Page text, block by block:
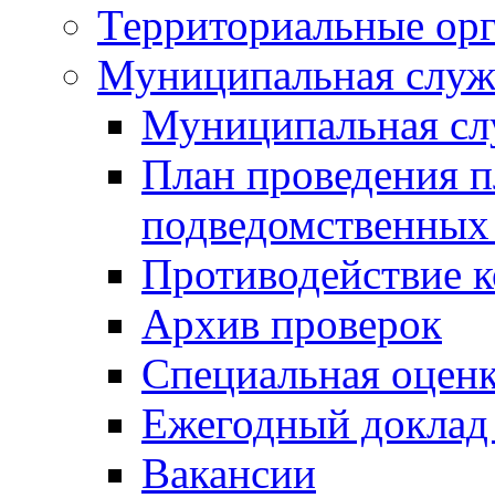
Территориальные
Муниципальная
Муниципальная
План проведения
Противодействие
Архив проверок
Специальная
Ежегодный
Вакансии